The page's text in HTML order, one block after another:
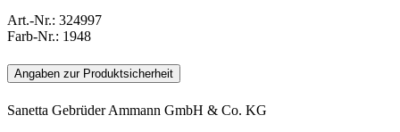
Art.-Nr.: 324997
Farb-Nr.: 1948
Angaben zur Produktsicherheit
Sanetta Gebrüder Ammann GmbH & Co. KG